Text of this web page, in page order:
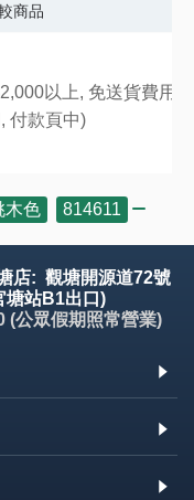
商品
以上, 免送貨費用,
付款頁中)
木色 814611
店: 觀塘開源道72號
塘站B1出口)
(公眾假期照常營業)